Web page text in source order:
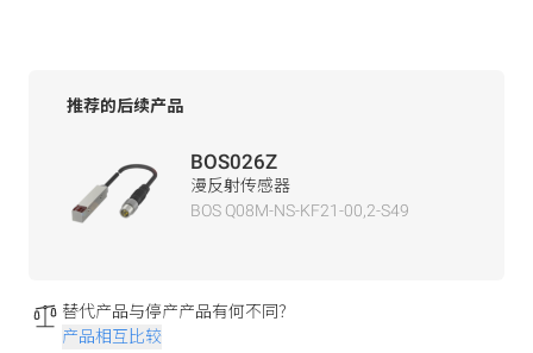
推荐的后续产品
BOS026Z
漫反射传感器
BOS Q08M-NS-KF21-00,2-S49
替代产品与停产产品有何不同？
产品相互比较